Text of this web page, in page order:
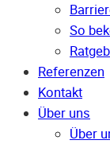
So
Referenzen
Kontakt
Über uns
Über